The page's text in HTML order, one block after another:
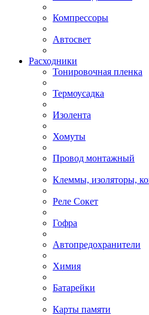
Компрессоры
Автосвет
Расходники
Тонировочная пленка
Термоусадка
Изолента
Хомуты
Провод монтажный
Клеммы, изоляторы,
Реле Сокет
Гофра
Автопредохранители
Химия
Батарейки
Карты памяти